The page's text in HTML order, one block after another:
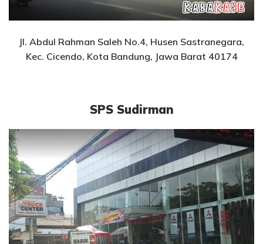
Jl. Abdul Rahman Saleh No.4, Husen Sastranegara,
Kec. Cicendo, Kota Bandung, Jawa Barat 40174
SPS Sudirman